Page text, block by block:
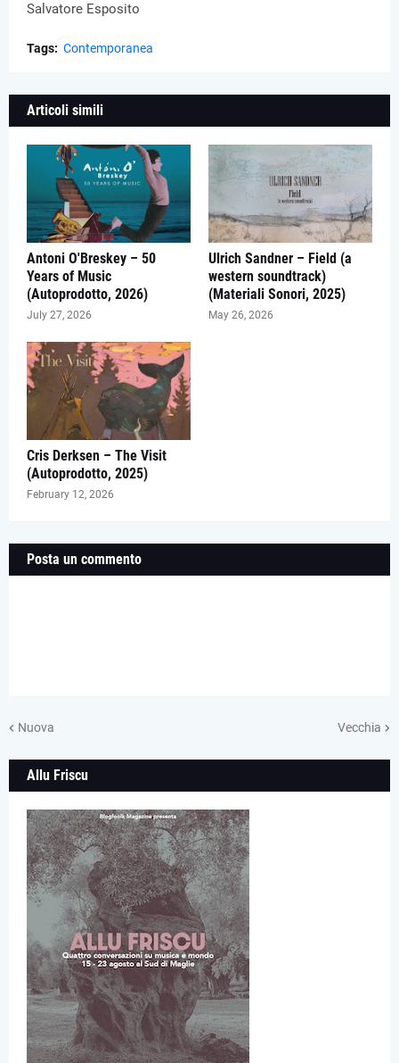
Salvatore Esposito
Tags: Contemporanea
Articoli simili
Antoni O'Breskey – 50
Years of Music
(Autoprodotto, 2026)
July 27, 2026
Ulrich Sandner – Field (a
western soundtrack)
(Materiali Sonori, 2025)
May 26, 2026
Cris Derksen – The Visit
(Autoprodotto, 2025)
February 12, 2026
Posta un commento
Nuova Vecchia
Allu Friscu